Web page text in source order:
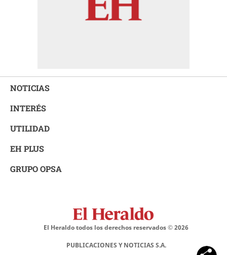
NOTICIAS
INTERÉS
UTILIDAD
EH PLUS
GRUPO OPSA
El Heraldo todos los derechos reservados ©2026
PUBLICACIONES Y NOTICIAS S.A.